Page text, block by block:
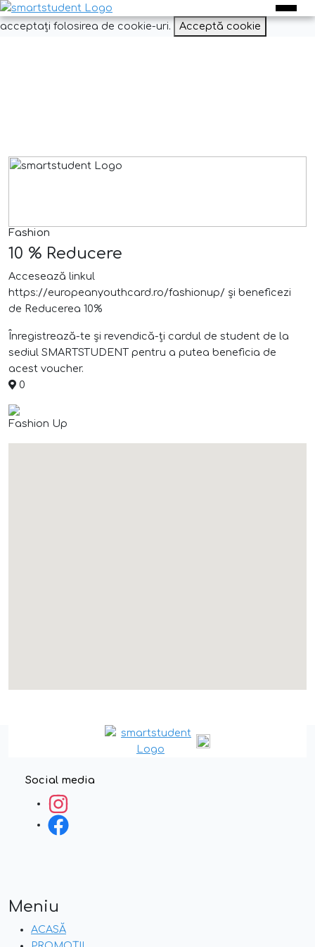
Experiența ta pe acest site va fi îmbunătățită dacă
acceptați folosirea de cookie-uri.
Acceptă cookie
Fashion
10 % Reducere
Accesează linkul
https://europeanyouthcard.ro/fashionup/ și beneficezi
de Reducerea 10%
Înregistrează-te și revendică-ți cardul de student de la
sediul SMARTSTUDENT pentru a putea beneficia de
acest voucher.
0
Fashion Up
Social media
Meniu
ACASĂ